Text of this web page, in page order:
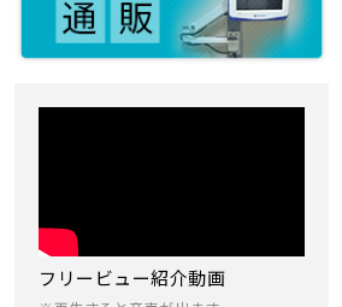
フリービュー紹介動画